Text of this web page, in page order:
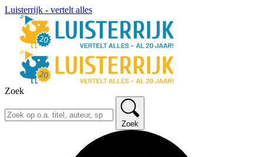
Luisterrijk - vertelt alles
Zoek
Zoek